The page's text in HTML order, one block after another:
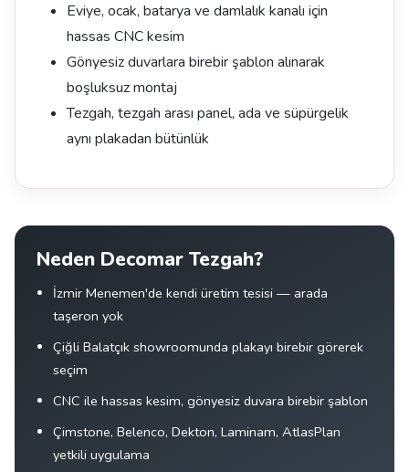
Eviye, ocak, batarya ve damlalık kanalı için
hassas CNC kesim
Gönyesiz duvarlara birebir şablon alınarak
boşluksuz montaj
Tezgah, tezgah arası panel, ada ve süpürgelik
aynı plakadan bütünlük
Neden Decomar Tezgah?
İzmir Menemen'de kendi üretim tesisi — arada
taşeron yok
Çiğli Balatçık showroomunda plakayı birebir görerek
seçim
CNC ile hassas kesim, gönyesiz duvara birebir şablon
Çimstone, Belenco, Dekton, Laminam, AtlasPlan
yetkili uygulama